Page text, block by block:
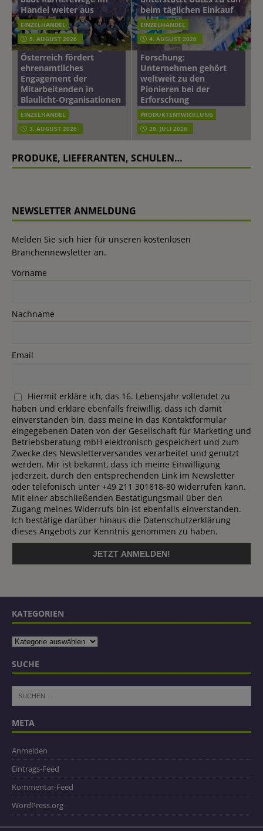
Handel weiter aus
EINZELHANDEL
5. AUGUST 2026
beim täglichen Einkauf
EINZELHANDEL
4. AUGUST 2026
mehr vom leben tag: dm
Österreich fördert
ehrenamtliches
Engagement der
Mitarbeitenden in
Blaulicht-Organisationen
EINZELHANDEL
3. AUGUST 2026
Beiersdorf
Hautmikrobiom-
Forschung:
Unternehmen gehört
weltweit zu den
Pionieren bei der
Erforschung
PRODUKTENTWICKLUNG
29. JULI 2026
PRODUKE, LIEFERANTEN, SCHULEN…
NEWSLETTER ANMELDUNG
Melden Sie sich hier für unseren kostenlosen
Branchennewsletter an.
Vorname
Nachname
Email
Hiermit erkläre ich, das 16. Lebensjahr vollendet zu
haben und erkläre ebenfalls freiwillig, dass ich damit
einverstanden bin, dass meine in das Kontaktformular
eingegebenen Daten von der Gesellschaft für Marketing und
Betriebsberatung mbH elektronisch gespeichert und zum
Zwecke des Newsletterversandes verarbeitet und genutzt
werden. Mir ist bekannt, dass ich meine Einwilligung
jederzeit, durch den entsprechenden Link im Newsletter
oder telefonisch unter +49 211 301818-80 widerrufen kann.
Mit einer abschließenden Bestätigungsmail über den
Zugang meines Widerrufs bin ist ebenfalls einverstanden.
Ich bestätige darüber hinaus die Datenschutzerklärung
dieses Angebots zur Kenntnis genommen zu haben.
KATEGORIEN
SUCHE
META
Anmelden
Eintrags-Feed
Kommentar-Feed
WordPress.org